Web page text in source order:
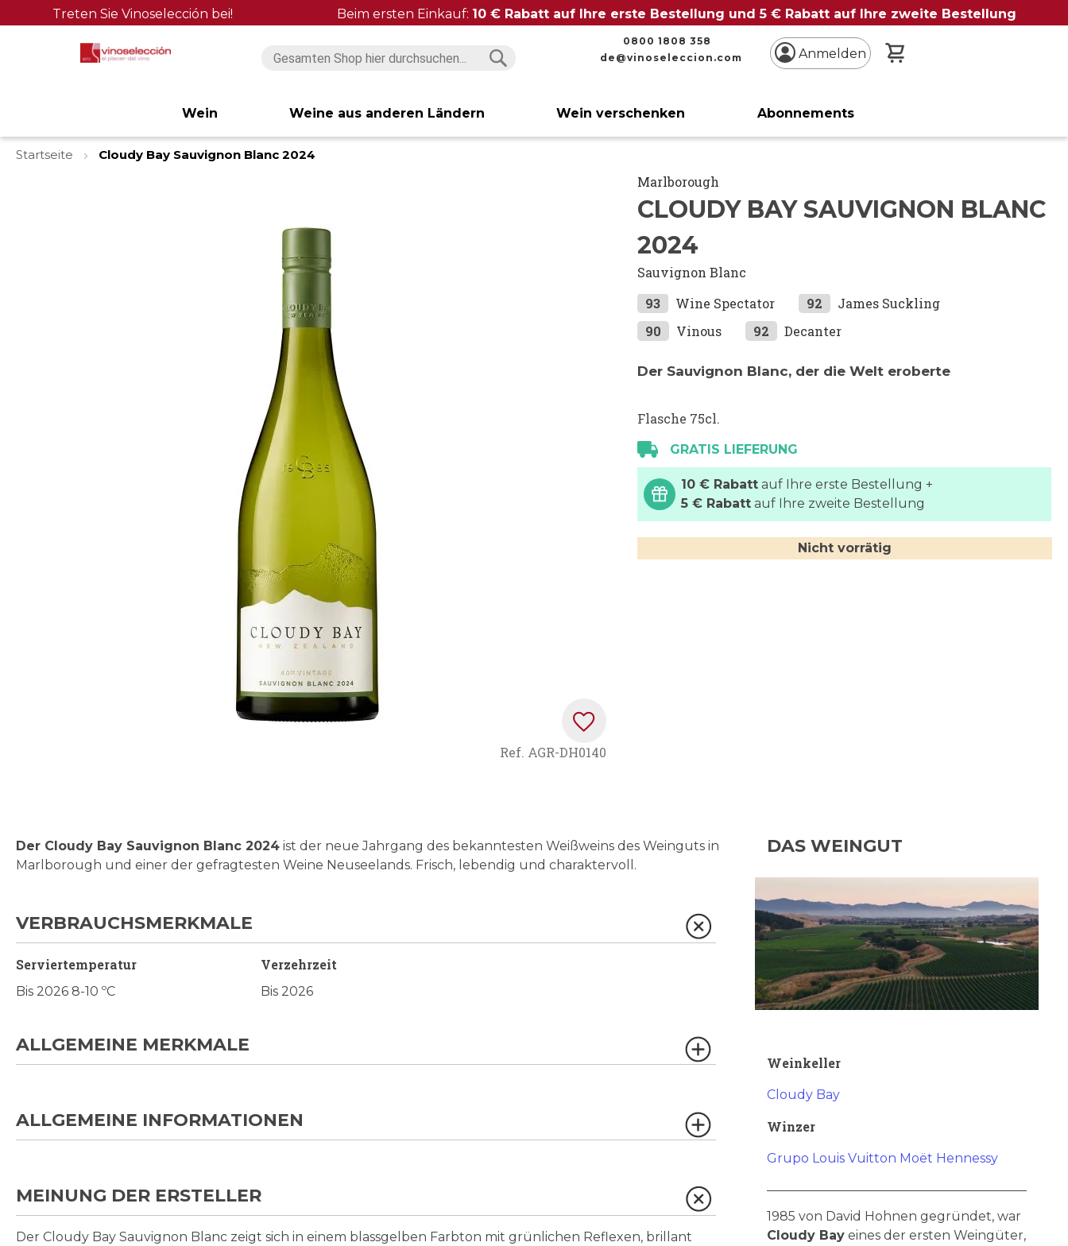
Treten Sie Vinoselección bei! Beim ersten Einkauf: 10 € Rabatt auf Ihre erste Bestellung und 5 € Rabatt auf Ihre zweite Bestellung
0800 1808 358
de@vinoseleccion.com
Anmelden
Wein Weine aus anderen Ländern Wein verschenken Abonnements
Startseite
Cloudy Bay Sauvignon Blanc 2024
springen
Ref. AGR-DH0140
Marlborough
CLOUDY BAY SAUVIGNON BLANC
2024
Sauvignon Blanc
93
Wine Spectator 92
James Suckling
90
Vinous 92 Decanter
Der Sauvignon Blanc, der die Welt eroberte
Flasche 75cl.
GRATIS LIEFERUNG
10 € Rabatt auf Ihre erste Bestellung +
5 € Rabatt auf Ihre zweite Bestellung
Nicht vorrätig
Der Cloudy Bay Sauvignon Blanc 2024 ist der neue Jahrgang des bekanntesten Weißweins des Weinguts in
Marlborough und einer der gefragtesten Weine Neuseelands. Frisch, lebendig und charaktervoll.
VERBRAUCHSMERKMALE
Serviertemperatur
Bis 2026 8-10 ºC
Verzehrzeit
Bis 2026
ALLGEMEINE MERKMALE
ALLGEMEINE INFORMATIONEN
MEINUNG DER ERSTELLER
Der Cloudy Bay Sauvignon Blanc zeigt sich in einem blassgelben Farbton mit grünlichen Reflexen, brillant
DAS WEINGUT
Weinkeller
Cloudy Bay
Winzer
Grupo Louis Vuitton Moët Hennessy
1985 von David Hohnen gegründet, war
Cloudy Bayeines der ersten Weingüter,